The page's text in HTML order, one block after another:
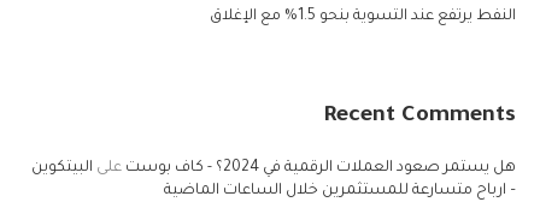
النفط يرتفع عند التسوية بنحو 1.5% مع الإغلاق
Recent Comments
هل يستمر صعود العملات الرقمية في 2024؟ - كاف بوست على البيتكوين
– ارباح متسارعة للمستثمرين خلال الساعات الماضية